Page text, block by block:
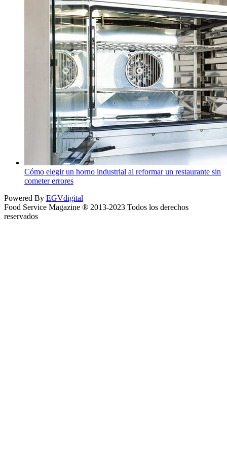
Cómo elegir un horno industrial al reformar un restaurante sin
cometer errores
Powered By EGVdigital
Food Service Magazine ® 2013-2023 Todos los derechos
reservados